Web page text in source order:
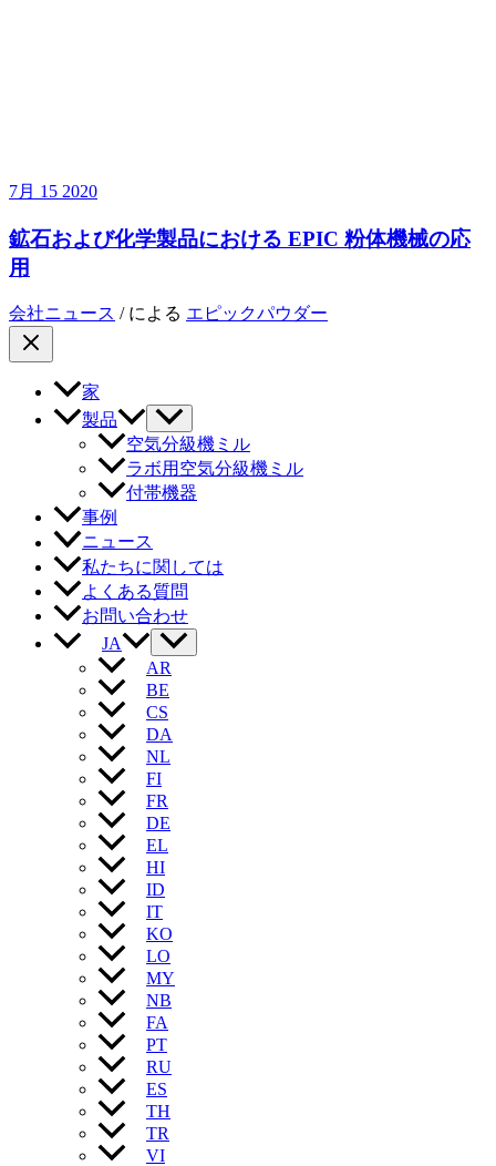
7月 15 2020
鉱石および化学製品における EPIC 粉体機械の応
用
会社ニュース / による エピックパウダー
家
製品
空気分級機ミル
ラボ用空気分級機ミル
付帯機器
事例
ニュース
私たちに関しては
よくある質問
お問い合わせ
JA
AR
BE
CS
DA
NL
FI
FR
DE
EL
HI
ID
IT
KO
LO
MY
NB
FA
PT
RU
ES
TH
TR
VI